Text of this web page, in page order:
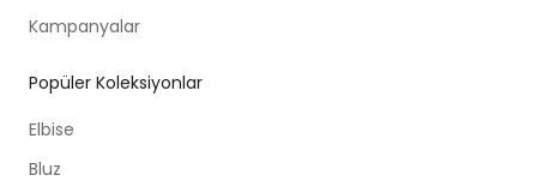
Kampanyalar
Popüler Koleksiyonlar
Elbise
Bluz